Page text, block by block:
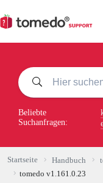
Inhalt
springen
Beliebte
Suchanfragen:
Startseite Handbuch
tomedo v1.161.0.23